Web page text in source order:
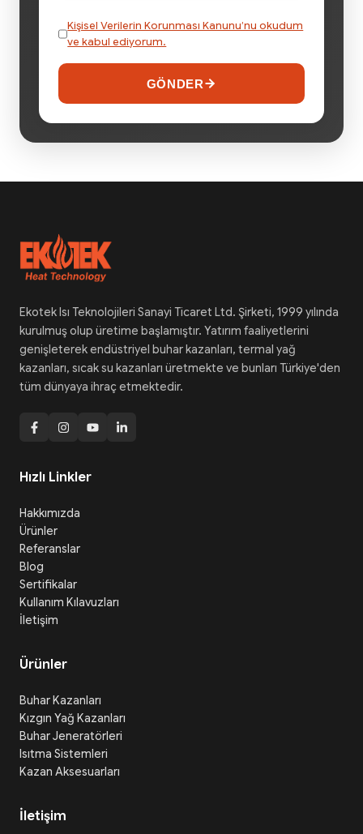
Kişisel Verilerin Korunması Kanunu’nu okudum
ve kabul ediyorum.
GÖNDER
Ekotek Isı Teknolojileri Sanayi Ticaret Ltd. Şirketi, 1999 yılında
kurulmuş olup üretime başlamıştır. Yatırım faaliyetlerini
genişleterek endüstriyel buhar kazanları, termal yağ
kazanları, sıcak su kazanları üretmekte ve bunları Türkiye'den
tüm dünyaya ihraç etmektedir.
Hızlı Linkler
Hakkımızda
Ürünler
Referanslar
Blog
Sertifikalar
Kullanım Kılavuzları
İletişim
Ürünler
Buhar Kazanları
Kızgın Yağ Kazanları
Buhar Jeneratörleri
Isıtma Sistemleri
Kazan Aksesuarları
İletişim